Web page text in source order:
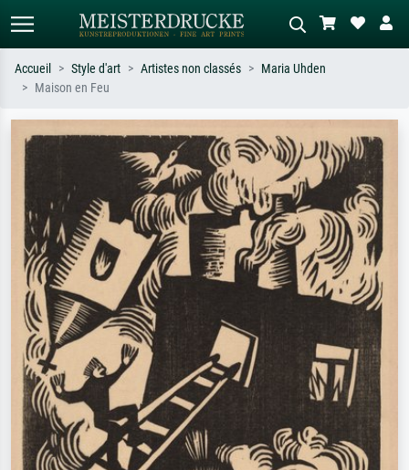
Recherchez par artiste, titre ou style –
ex. Monet, Nuit étoilée,
impressionnisme, vague de Hokusai,
Décrivez la scène – ex. prairie verte,
abstrait avec beaucoup de rouge,
tableau sombre, nu debout près d'un
arbre.
Accueil Style d'art Artistes non classés
Maria Uhden
Maison en Feu